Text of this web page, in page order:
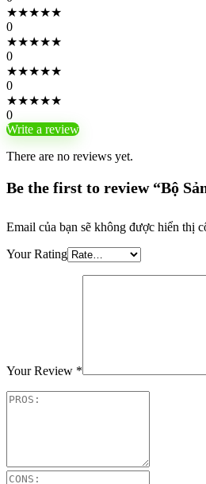
★★★★★
0
★★★★★
0
★★★★★
0
★★★★★
0
Write a review
There are no reviews yet.
Be the first to review “Bộ
Email của bạn sẽ không được hiển thị
Your Rating
Your Review *